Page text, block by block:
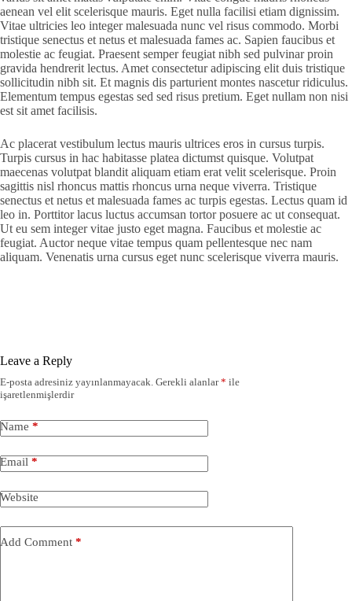
aenean vel elit scelerisque mauris. Eget nulla facilisi etiam dignissim.
Vitae ultricies leo integer malesuada nunc vel risus commodo. Morbi
tristique senectus et netus et malesuada fames ac. Sapien faucibus et
molestie ac feugiat. Praesent semper feugiat nibh sed pulvinar proin
gravida hendrerit lectus. Amet consectetur adipiscing elit duis tristique
sollicitudin nibh sit. Et magnis dis parturient montes nascetur ridiculus.
Elementum tempus egestas sed sed risus pretium. Eget nullam non nisi
est sit amet facilisis.
Ac placerat vestibulum lectus mauris ultrices eros in cursus turpis.
Turpis cursus in hac habitasse platea dictumst quisque. Volutpat
maecenas volutpat blandit aliquam etiam erat velit scelerisque. Proin
sagittis nisl rhoncus mattis rhoncus urna neque viverra. Tristique
senectus et netus et malesuada fames ac turpis egestas. Lectus quam id
leo in. Porttitor lacus luctus accumsan tortor posuere ac ut consequat.
Ut eu sem integer vitae justo eget magna. Faucibus et molestie ac
feugiat. Auctor neque vitae tempus quam pellentesque nec nam
aliquam. Venenatis urna cursus eget nunc scelerisque viverra mauris.
Leave a Reply
E-posta adresiniz yayınlanmayacak. Gerekli alanlar* ile
işaretlenmişlerdir
Name *
Email *
Website
Add Comment *